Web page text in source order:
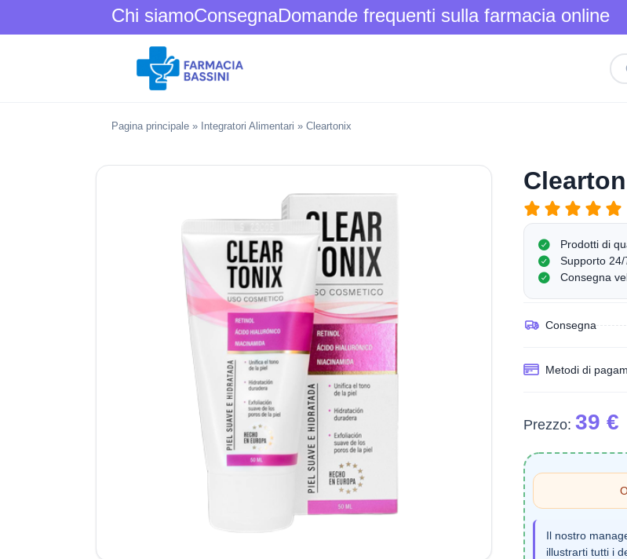
Chi siamoConsegnaDomande frequenti sulla farmacia online
Pagina principale » Integratori Alimentari » Cleartonix
Prodotti di
Supporto 24/
Consegna
Consegna
Metodi di
Prezzo: 39 €
Il nostro
illustrarti tutti i